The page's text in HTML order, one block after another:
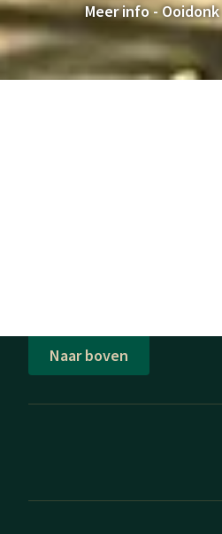
Meer info - Ooidonk
Naar boven